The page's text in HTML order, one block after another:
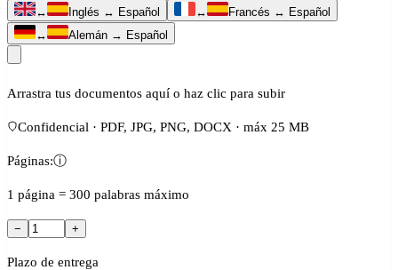
↔ Inglés ↔ Español ↔
Francés ↔ Español
↔
Alemán → Español
Arrastra tus documentos aquí o haz clic para subir
Confidencial · PDF, JPG, PNG, DOCX · máx 25 MB
Páginas:ⓘ
1 página = 300 palabras máximo
− +
Plazo de entrega